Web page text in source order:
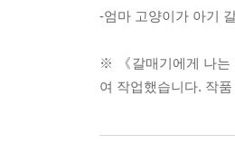
-엄마 고양이가 아기
※ 《갈매기에게 나는
여 작업했습니다. 작